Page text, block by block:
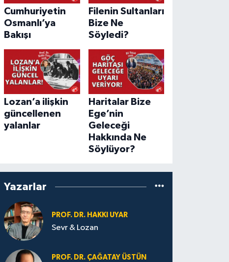
Cumhuriyetin
Osmanlı’ya
Bakışı
Filenin Sultanları
Bize Ne
Söyledi?
Lozan’a ilişkin
güncellenen
yalanlar
Haritalar Bize
Ege’nin
Geleceği
Hakkında Ne
Söylüyor?
Yazarlar
PROF. DR. HAKKI UYAR
Sevr & Lozan
PROF. DR. ÇAĞATAY ÜSTÜN